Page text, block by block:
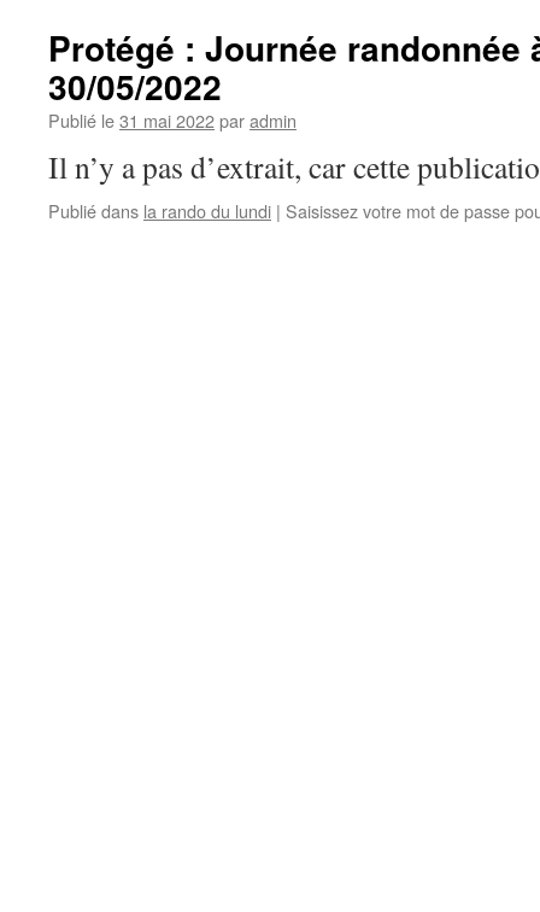
Protégé : Journée randonnée
30/05/2022
Publié le31 mai 2022paradmin
Il n’y a pas d’extrait, car cette
Publié dans la rando du lundi | Saisissez votre mot de passe